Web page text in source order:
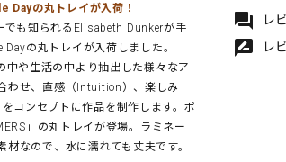
Dayの丸トレイが入荷！
でも知られるElisabeth Dunkerが手
の丸トレイが入荷しました。
や生活の中より抽出した様々なア
わせ、直感（Intuition）、楽しみ
をコンセプトに作品を制作します。ポ
」の丸トレイが登場。ラミネー
材なので、水に濡れても丈夫です。
forum レ
rate_review レ